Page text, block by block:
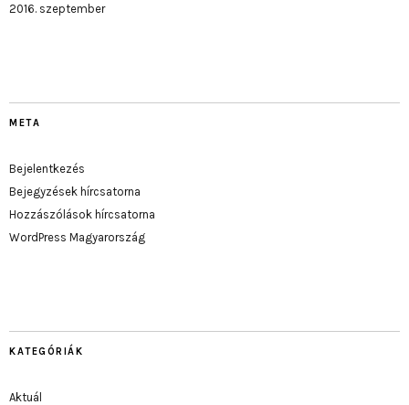
2016. szeptember
META
Bejelentkezés
Bejegyzések hírcsatorna
Hozzászólások hírcsatorna
WordPress Magyarország
KATEGÓRIÁK
Aktuál